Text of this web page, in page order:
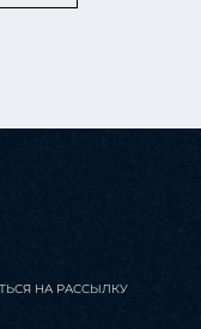
НА РАССЫЛКУ